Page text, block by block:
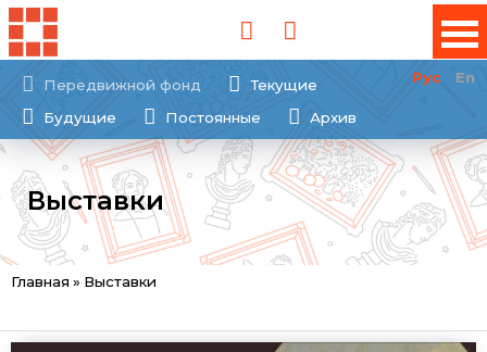
Рус En
Передвижной фонд
Текущие
Будущие
Постоянные Архив
Выставки
Вы
здесь
Главная » Выставки